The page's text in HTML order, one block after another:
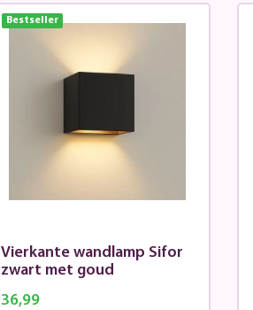
Bestseller
Vierkante wandlamp Sifor
zwart met goud
36,99